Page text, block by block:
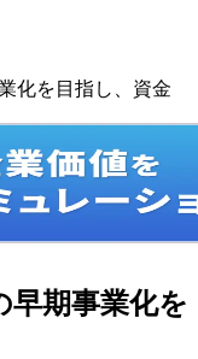
化を目指し、資金
早期事業化を